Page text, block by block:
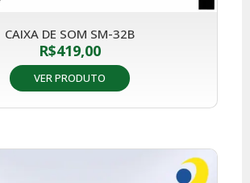
CAIXA DE SOM SM-32B
R$419,00
VER PRODUTO